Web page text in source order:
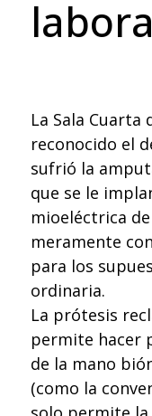
La Sala
reconocido el
sufrió la
que se le
mioeléctrica
meramente
para los
ordinaria.
La prótesis
permite hacer
de la mano
(como la